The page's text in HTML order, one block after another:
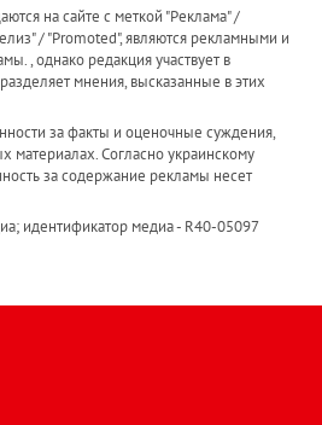
на сайте с меткой "Реклама" /
/ "Promoted", являются рекламными и
, однако редакция участвует в
мнения, высказанные в этих
за факты и оценочные суждения,
материалах. Согласно украинскому
за содержание рекламы несет
идентификатор медиа - R40-05097